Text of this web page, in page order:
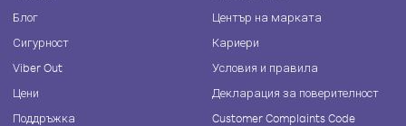
Блог
Сигурност
Viber Out
Цени
Поддръжка
Център на марката
Кариери
Условия и правила
Декларация за поверителност
Customer Complaints Code